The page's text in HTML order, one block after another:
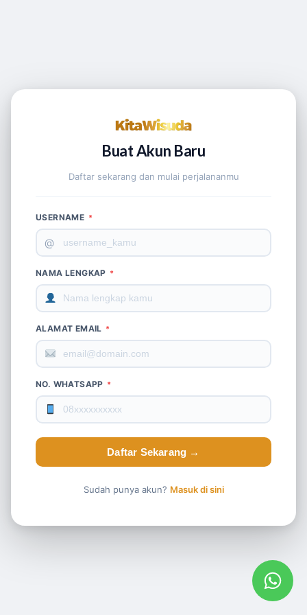
Buat Akun Baru
Daftar sekarang dan mulai perjalananmu
USERNAME *
@
NAMA LENGKAP *
ALAMAT EMAIL *
NO. WHATSAPP *
Daftar Sekarang →
Sudah punya akun? Masuk di sini